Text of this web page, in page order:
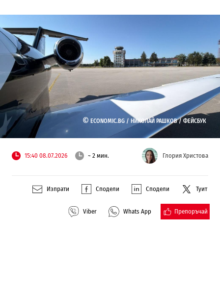
© ECONOMIC.BG / НИКОЛАЙ РАШКОВ / ФЕЙСБУК
15:40 08.07.2026 ~ 2 мин. Глория Христова
Изпрати Сподели Сподели Туит
Viber Whats App Препоръчай